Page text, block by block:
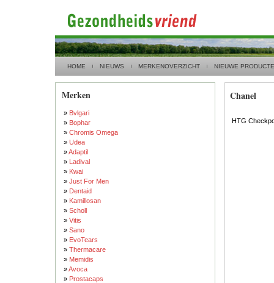
HOME NIEUWS MERKENOVERZICHT NIEUWE
Merken
» Bvlgari
» Bophar
» Chromis Omega
» Udea
»Adaptil
» Ladival
» Kwai
» Just For Men
» Dentaid
» Kamillosan
» Scholl
» Vitis
» Sano
» EvoTears
» Thermacare
» Memidis
»Avoca
» Prostacaps
Chanel
HTG